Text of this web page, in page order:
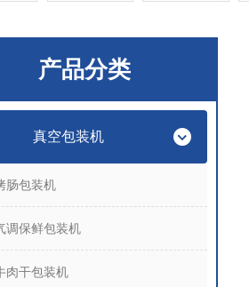
产品分类
真空包装机
肠包装机
调保鲜包装机
肉干包装机